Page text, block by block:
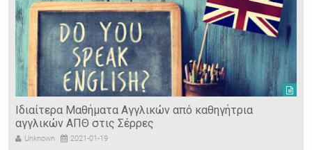
Ιδιαίτερα Μαθήματα Αγγλικών από καθηγήτρια
αγγλικών ΑΠΘ στις Σέρρες
Unknown 2021-01-19
ΑΝΑΡΤΗΣΕΙΣ/ΑΡΘΡΑ
Serres Racing Circuit
Panserraikos FC
Ikaroi B.C.